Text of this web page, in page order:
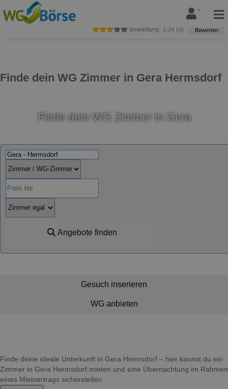
Finde dein WG Zimmer in Gera Hermsdorf
Bewertung: 3,34 (3) Bewerten
Finde dein WG Zimmer in Gera
Angebote finden
Gesuch inserieren
WG anbieten
Finde deine ideale Unterkunft in Gera Hermsdorf – hier kannst du ein
Zimmer in Gera Hermsdorf mieten und eine Übernachtung im Rahmen
eines Mietvertrags sicherstellen.